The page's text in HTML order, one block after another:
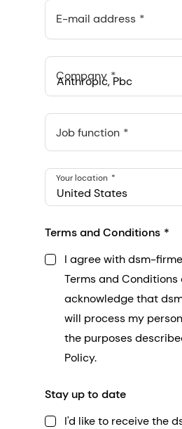
E-mail address
Company
548 Market St Pmb 90375, San
Job function
United States
Your location
Terms and Conditions
I agree with dsm-
Terms and Conditions
acknowledge that
will process my
the purposes
Policy.
Stay up to date
I'd like to receive the